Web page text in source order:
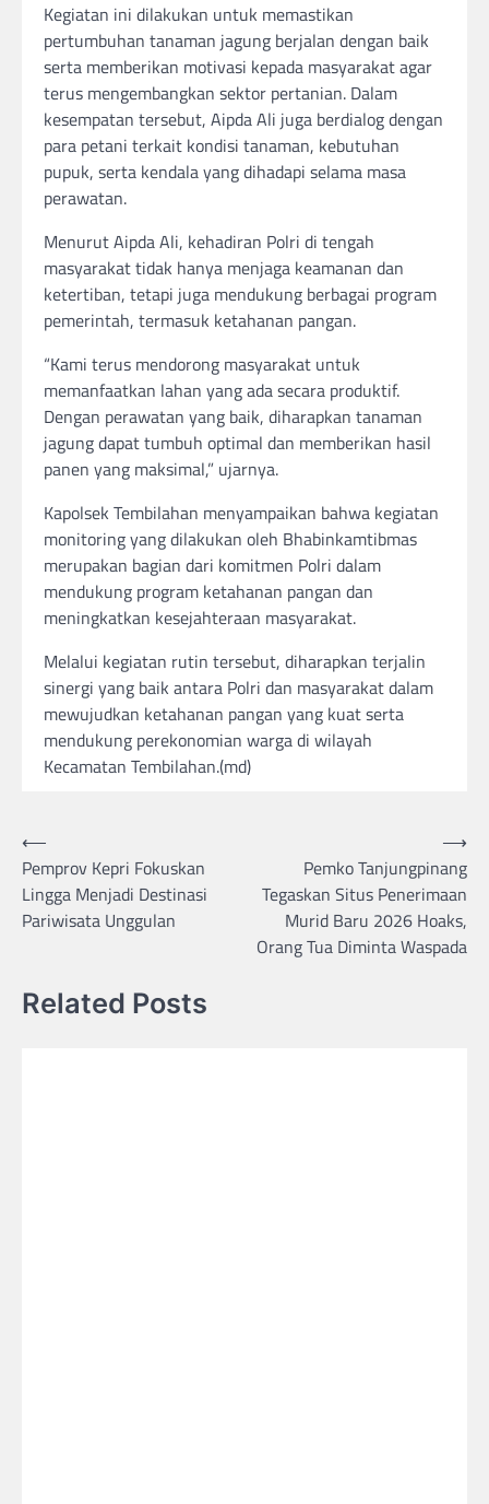
Kegiatan ini dilakukan untuk memastikan
pertumbuhan tanaman jagung berjalan dengan baik
serta memberikan motivasi kepada masyarakat agar
terus mengembangkan sektor pertanian. Dalam
kesempatan tersebut, Aipda Ali juga berdialog dengan
para petani terkait kondisi tanaman, kebutuhan
pupuk, serta kendala yang dihadapi selama masa
perawatan.
Menurut Aipda Ali, kehadiran Polri di tengah
masyarakat tidak hanya menjaga keamanan dan
ketertiban, tetapi juga mendukung berbagai program
pemerintah, termasuk ketahanan pangan.
“Kami terus mendorong masyarakat untuk
memanfaatkan lahan yang ada secara produktif.
Dengan perawatan yang baik, diharapkan tanaman
jagung dapat tumbuh optimal dan memberikan hasil
panen yang maksimal,” ujarnya.
Kapolsek Tembilahan menyampaikan bahwa kegiatan
monitoring yang dilakukan oleh Bhabinkamtibmas
merupakan bagian dari komitmen Polri dalam
mendukung program ketahanan pangan dan
meningkatkan kesejahteraan masyarakat.
Melalui kegiatan rutin tersebut, diharapkan terjalin
sinergi yang baik antara Polri dan masyarakat dalam
mewujudkan ketahanan pangan yang kuat serta
mendukung perekonomian warga di wilayah
Kecamatan Tembilahan.(md)
Post
navigation
⟵
Pemprov Kepri Fokuskan
Lingga Menjadi Destinasi
Pariwisata Unggulan
Pemko Tanjungpinang
Tegaskan Situs Penerimaan
Murid Baru 2026 Hoaks,
Orang Tua Diminta Waspada
⟶
Related Posts